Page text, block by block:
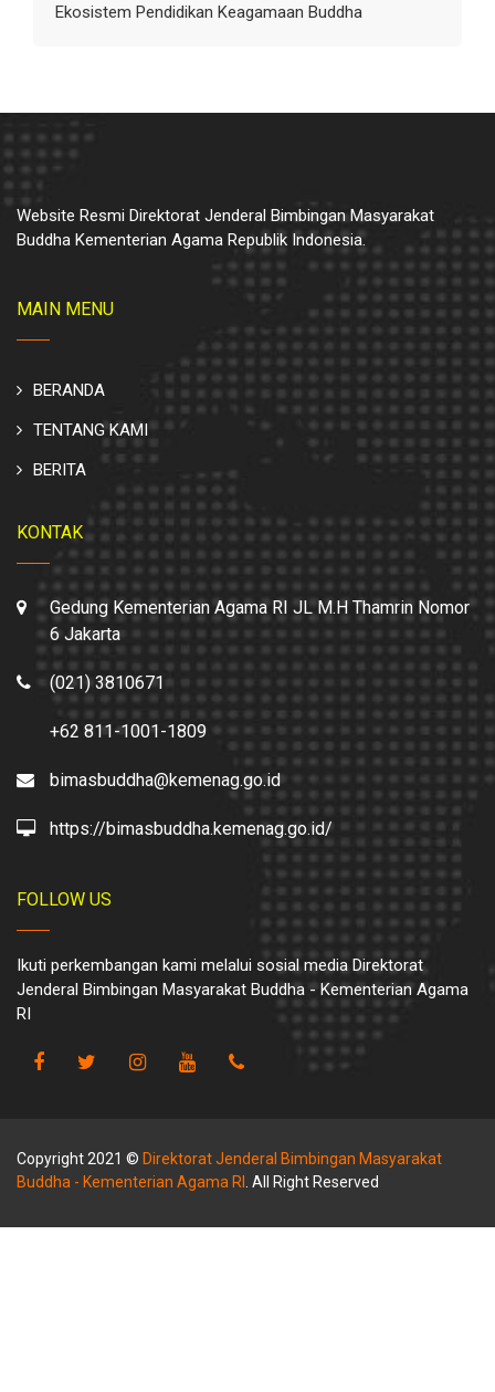
Ekosistem Pendidikan Keagamaan Buddha
Website Resmi Direktorat Jenderal Bimbingan Masyarakat
Buddha Kementerian Agama Republik Indonesia.
MAIN MENU
BERANDA
TENTANG KAMI
BERITA
KONTAK
Gedung Kementerian Agama RI JL M.H Thamrin Nomor
6 Jakarta
(021) 3810671
+62 811-1001-1809
bimasbuddha@kemenag.go.id
https://bimasbuddha.kemenag.go.id/
FOLLOW US
Ikuti perkembangan kami melalui sosial media Direktorat
Jenderal Bimbingan Masyarakat Buddha - Kementerian Agama
RI
Copyright 2021 © Direktorat Jenderal Bimbingan Masyarakat
Buddha - Kementerian Agama RI
. All Right Reserved